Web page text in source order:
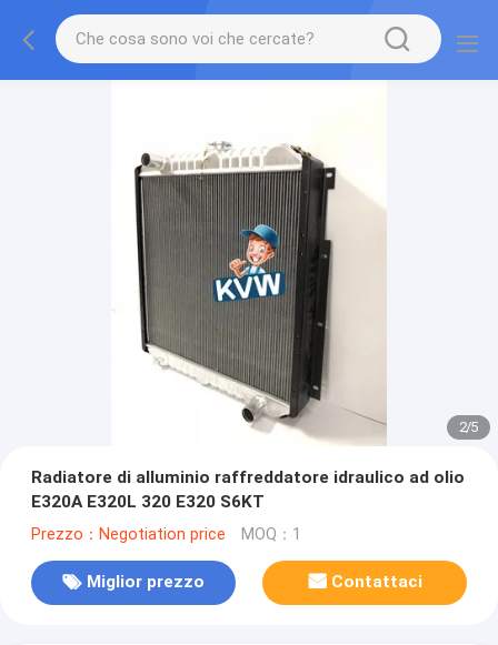
2/5
Radiatore di alluminio raffreddatore idraulico ad olio
E320A E320L 320 E320 S6KT
Prezzo：Negotiation price MOQ：1
Miglior prezzo Contattaci